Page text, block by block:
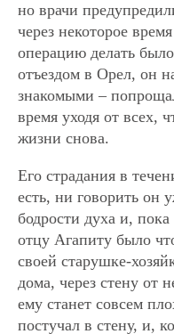
но врачи
через некоторое
операцию делать
отъездом в Орел, он
знакомыми –
время уходя от всех,
жизни снова.
Его страдания в
есть, ни говорить он
бодрости духа и,
отцу Агапиту было
своей старушке-
дома, через стену от
ему станет совсем
постучал в стену, и,